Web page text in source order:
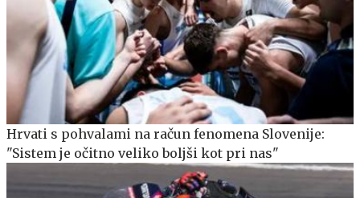
Hrvati s pohvalami na račun fenomena Slovenije:
"Sistem je očitno veliko boljši kot pri nas"